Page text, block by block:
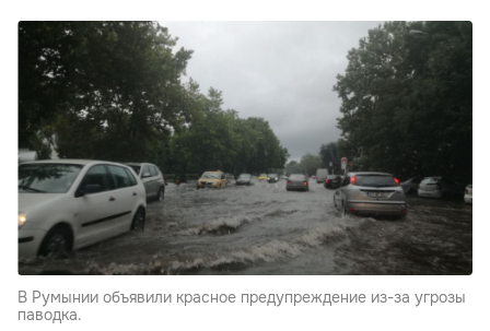
В Румынии объявили красное предупреждение из-за угрозы
паводка.